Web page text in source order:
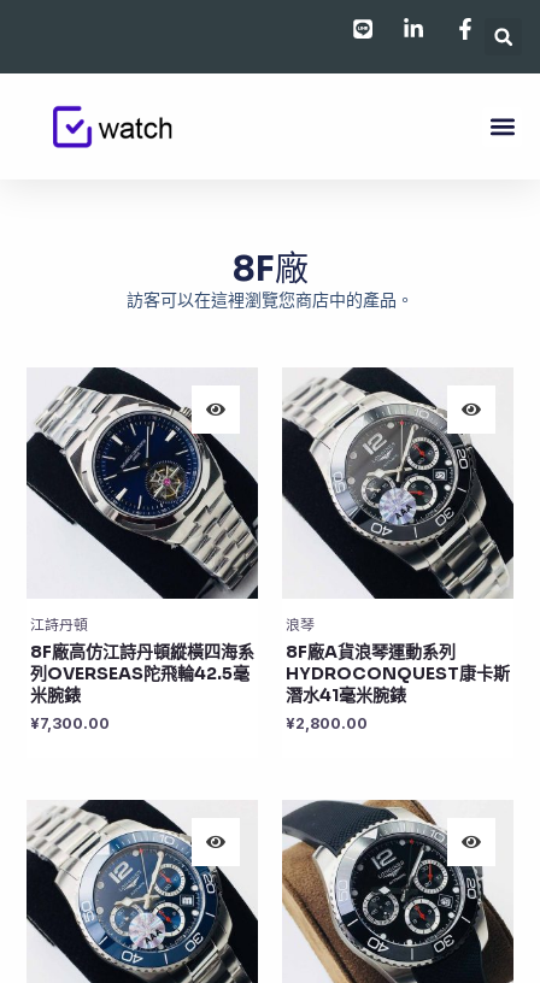
8F廠
訪客可以在這裡瀏覽您商店中的產品。
江詩丹頓
8F廠高仿江詩丹頓縱橫四海系
列OVERSEAS陀飛輪42.5毫
米腕錶
¥7,300.00
浪琴
8F廠A貨浪琴運動系列
HYDROCONQUEST康卡斯
潛水41毫米腕錶
¥2,800.00